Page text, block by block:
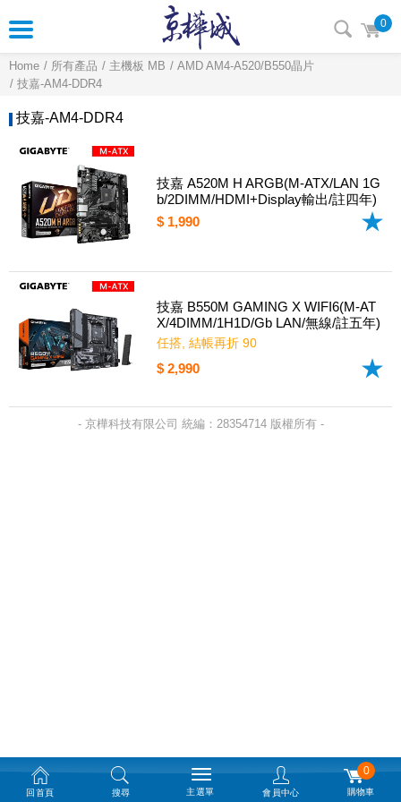
0
Home 所有產品 主機板 MB
AMD AM4-A520/B550晶片
技嘉-AM4-DDR4
技嘉-AM4-DDR4
技嘉 A520M H ARGB(M-ATX/LAN 1G
b/2DIMM/HDMI+Display輸出/註四年)
$ 1,990
技嘉 B550M GAMING X WIFI6(M-AT
X/4DIMM/1H1D/Gb LAN/無線/註五年)
任搭, 結帳再折 90
$ 2,990
- 京樺科技有限公司 統編：28354714 版權所有 -
回首頁 搜尋 主選單 會員中心
0
購物車